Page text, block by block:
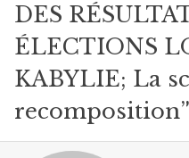
DES
ÉLECTIONS
KABYLIE; La
recomposition”